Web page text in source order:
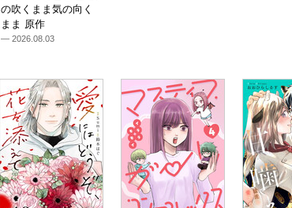
の吹くまま気の向く
まま 原作
— 2026.08.03